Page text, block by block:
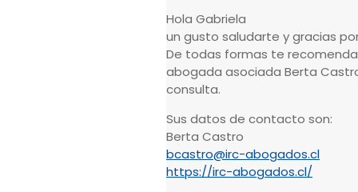
Hola Gabriela
un gusto saludarte y gracias
De todas formas te
abogada asociada Berta
consulta.
Sus datos de contacto son:
Berta Castro
bcastro@irc-abogados.cl
https://irc-abogados.cl/